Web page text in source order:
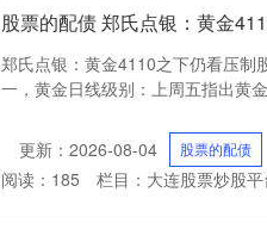
股票的配债 郑氏点银：黄金
郑氏点银：黄金4110之下仍看压制
一，黄金日线级别：上周五指出黄
更新：2026-08-04 股票的配债
阅读： 185 栏目： 大连股票炒股平